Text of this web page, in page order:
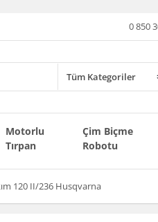
0 850
Motorlu
Tırpan
Çim Biçme
Robotu
120 II/236 Husqvarna